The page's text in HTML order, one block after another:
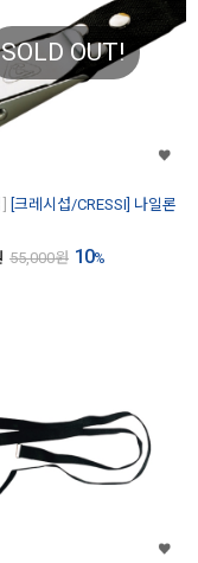
SOLD OUT!
[크레시섭/CRESSI] 나일론
55,000원 10%